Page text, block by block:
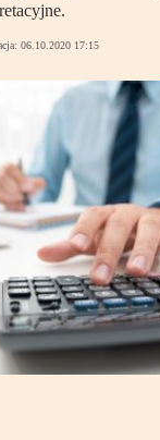
06.10.2020 17:15